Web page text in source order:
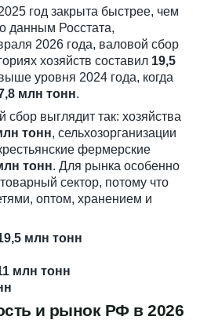
год закрыта быстрее, чем
данным Росстата,
2026 года, валовой сбор
хозяйств составил 19,5
уровня 2024 года, когда
млн тонн.
сбор выглядит так: хозяйства
тонн, сельхозорганизации
фермерские
тонн. Для рынка особенно
сектор, потому что
оптом, хранением и
млн тонн
млн тонн
и рынок РФ в 2026